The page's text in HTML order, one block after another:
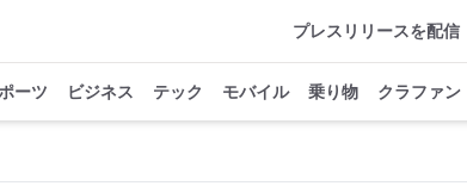
プレスリリースを配信
ーツ ビジネス テック モバイル 乗り物 クラファン